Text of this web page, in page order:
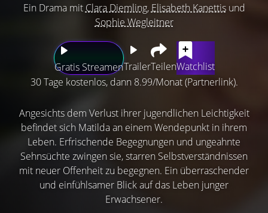
Ein Drama mit Clara Diemling, Elisabeth Kanettisund
Sophie Wegleitner
Gratis StreamenTrailerTeilenWatchlist
30 Tage kostenlos, dann 8.99/Monat (Partnerlink).
Angesichts dem Verlust ihrer jugendlichen Leichtigkeit
befindet sich Matilda an einem Wendepunkt in ihrem
Leben. Erfrischende Begegnungen und ungeahnte
Sehnsüchte zwingen sie, starren Selbstverständnissen
mit neuer Offenheit zu begegnen. Ein überraschender
und einfühlsamer Blick auf das Leben junger
Erwachsener.